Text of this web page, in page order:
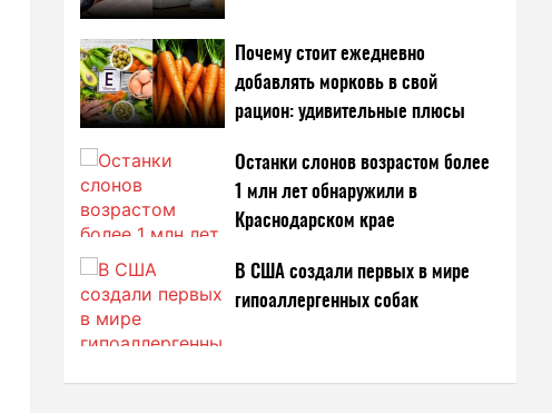
Почему стоит ежедневно
добавлять морковь в свой
рацион: удивительные плюсы
Останки слонов возрастом более
1 млн лет обнаружили в
Краснодарском крае
В США создали первых в мире
гипоаллергенных собак